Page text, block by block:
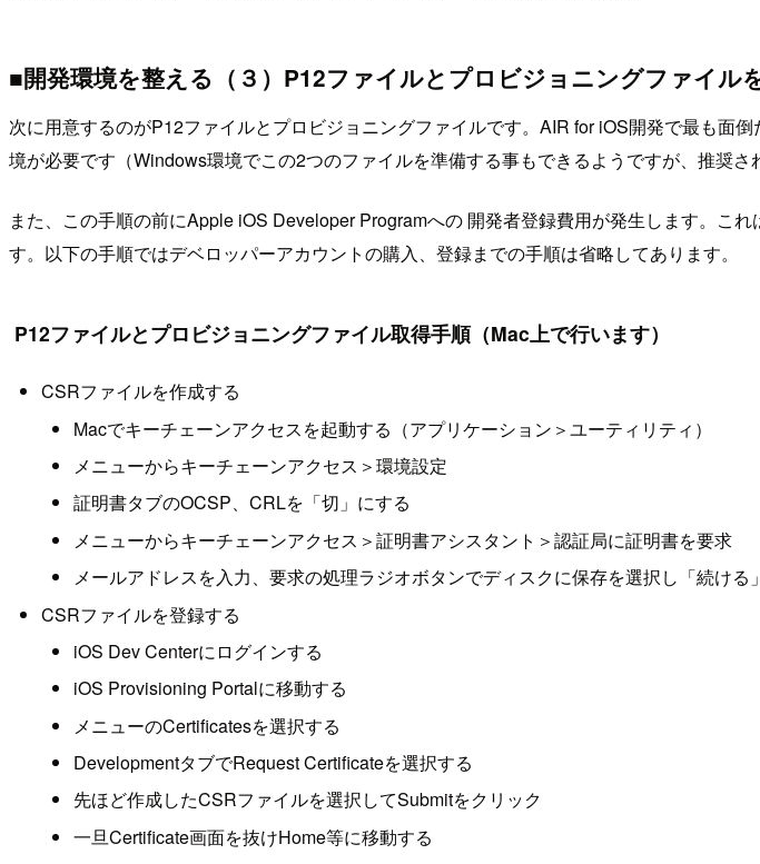
■開発環境を整える（３）P12ファイルとプロビジョニングファイル
次に用意するのがP12ファイルとプロビジョニングファイルです。AIR for iOS開発で最も面
境が必要です（Windows環境でこの2つのファイルを準備する事もできるようですが、推奨さ
また、この手順の前にApple iOS Developer Programへの 開発者登録費用が発生します。こ
す。以下の手順ではデベロッパーアカウントの購入、登録までの手順は省略してあります。
P12ファイルとプロビジョニングファイル取得手順（Mac上で行います）
CSRファイルを作成する
Macでキーチェーンアクセスを起動する（アプリケーション＞ユーティリティ）
メニューからキーチェーンアクセス＞環境設定
証明書タブのOCSP、CRLを「切」にする
メニューからキーチェーンアクセス＞証明書アシスタント＞認証局に証明書を要求
メールアドレスを入力、要求の処理ラジオボタンでディスクに保存を選択し「続ける
CSRファイルを登録する
iOS Dev Centerにログインする
iOS Provisioning Portalに移動する
メニューのCertificatesを選択する
DevelopmentタブでRequest Certificateを選択する
先ほど作成したCSRファイルを選択してSubmitをクリック
一旦Certificate画面を抜けHome等に移動する